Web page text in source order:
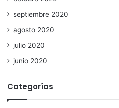
septiembre 2020
agosto 2020
julio 2020
junio 2020
Categorías